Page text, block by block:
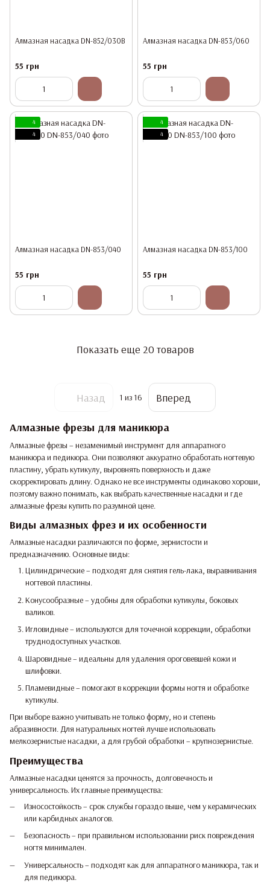
Алмазная насадка DN-852/030В
55 грн
Алмазная насадка DN-853/060
55 грн
4
4
Алмазная насадка DN-853/040
55 грн
4
4
Алмазная насадка DN-853/100
55 грн
Показать еще 20 товаров
Назад 1 из 16 Вперед
Алмазные фрезы для маникюра
Алмазные фрезы – незаменимый инструмент для аппаратного
маникюра и педикюра. Они позволяют аккуратно обработать ногтевую
пластину, убрать кутикулу, выровнять поверхность и даже
скорректировать длину. Однако не все инструменты одинаково хороши,
поэтому важно понимать, как выбрать качественные насадки и где
алмазные фрезы купить по разумной цене.
Виды алмазных фрез и их особенности
Алмазные насадки различаются по форме, зернистости и
предназначению. Основные виды:
Цилиндрические – подходят для снятия гель-лака, выравнивания
ногтевой пластины.
Конусообразные – удобны для обработки кутикулы, боковых
валиков.
Игловидные – используются для точечной коррекции, обработки
труднодоступных участков.
Шаровидные – идеальны для удаления ороговевшей кожи и
шлифовки.
Пламевидные – помогают в коррекции формы ногтя и обработке
кутикулы.
При выборе важно учитывать не только форму, но и степень
абразивности. Для натуральных ногтей лучше использовать
мелкозернистые насадки, а для грубой обработки – крупнозернистые.
Преимущества
Алмазные насадки ценятся за прочность, долговечность и
универсальность. Их главные преимущества:
Износостойкость – срок службы гораздо выше, чем у керамических
или карбидных аналогов.
Безопасность – при правильном использовании риск повреждения
ногтя минимален.
Универсальность – подходят как для аппаратного маникюра, так и
для педикюра.